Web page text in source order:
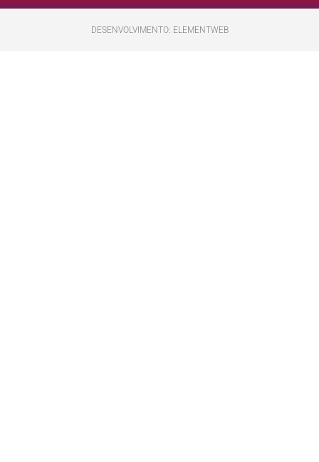
DESENVOLVIMENTO: ELEMENTWEB